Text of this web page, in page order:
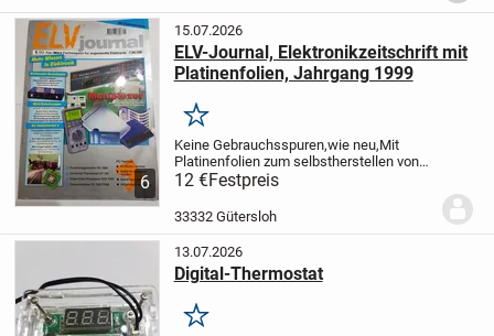
Folie...
6
15.07.2026
ELV-Journal, Elektronikzeitschrift mit
Platinenfolien, Jahrgang 1999
Merken
Keine Gebrauchsspuren,wie neu,Mit
Platinenfolien zum selbstherstellen von
Platinen, alle 6 Hefte für 12 Euro
12 €Festpreis
33332 Gütersloh
13.07.2026
Digital-Thermostat
Merken